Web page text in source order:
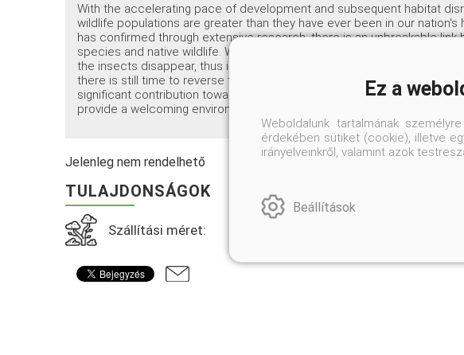
With the accelerating pace of development and subsequent habitat
wildlife populations are greater than they have ever been in our nation's
has confirmed through extensive research, there is an unbreakable link
species and native wildlife. When native plant species disappear, or are
the insects disappear, thus impoverishing the food source for birds and
there is still time to reverse this alarming trend, and gardeners have the
significant contribution toward sustaining biodiversity. By favoring
provide a welcoming environment for wildlife of all kinds.
Jelenleg nem rendelhető
TULAJDONSÁGOK
Szállítási méret:
Ez a
Weboldalunk tartalmának
érdekében sütiket (cookie), illetve
irányelveinkről, valamint azok
Beállítások